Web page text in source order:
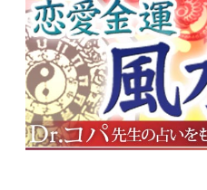
Dr.ｺﾊﾟ
話題のタグ
12星座占い
関連記事